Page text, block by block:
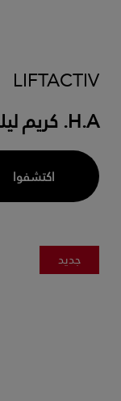
LIFTACTIV
H.A. كريم ليلي مضاد للتجاعيد لشد البشرة
اكتشفوا
جديد